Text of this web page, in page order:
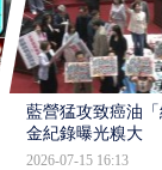
藍營猛攻致癌油
金紀錄曝光糗大
2026-07-15 16:13